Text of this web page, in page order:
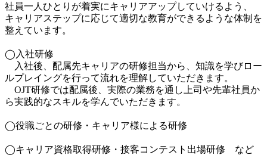
社員一人ひとりが着実にキャリアアップしていけるよう、
キャリアステップに応じて適切な教育ができるような体制を
整えています。
◯入社研修
入社後、配属先キャリアの研修担当から、知識を学びロー
ルプレイングを行って流れを理解していただきます。
OJT研修では配属後、実際の業務を通し上司や先輩社員か
ら実践的なスキルを学んでいただきます。
◯役職ごとの研修・キャリア様による研修
◯キャリア資格取得研修・接客コンテスト出場研修　など